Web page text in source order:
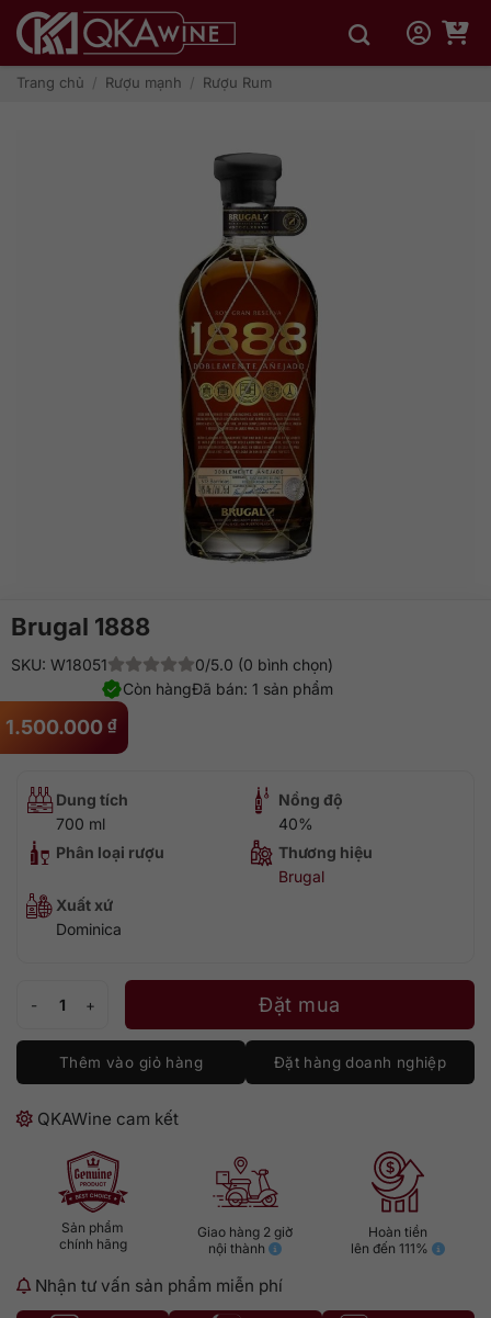
qua
dungTrang chủ / Rượu mạnh / Rượu Rum
Brugal 1888
1.500.000 ₫
SKU: W18051
0/5.0 (0 bình chọn)
Đã bán: 1 sản phẩm
Còn hàng
Dung tích
700 ml
Nồng độ
40%
Phân loại rượu
Thương hiệu
Brugal
Xuất xứ
Dominica
Đặt mua
Thêm vào giỏ hàng Đặt hàng doanh nghiệp
QKAWine cam kết
Sản phẩm
chính hãng
Giao hàng 2 giờ
nội thành
Hoàn tiền
lên đến 111%
Nhận tư vấn sản phẩm miễn phí